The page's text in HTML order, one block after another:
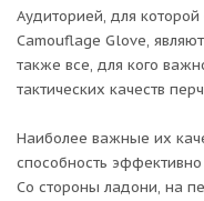
Аудиторией, для
Camouflage Glove,
также все, для кого
тактических качеств
Наиболее важные их
способность
Со стороны ладони, на